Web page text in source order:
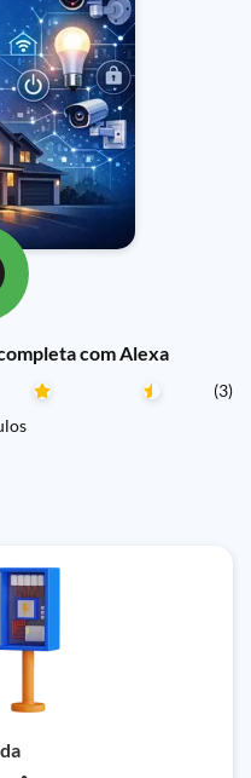
com Alexa
(3)